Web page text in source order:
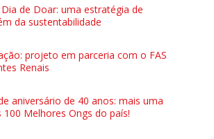
de Doar: uma estratégia de
da sustentabilidade
projeto em parceria com o FAS
Renais
aniversário de 40 anos: mais uma
Melhores Ongs do país!